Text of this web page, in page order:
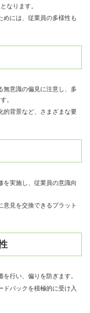
なります。
めには、従業員の多様性も
無意識の偏見に注意し、多
。
的背景など、さまざまな要
を実施し、従業員の意識向
意見を交換できるプラット
行い、偏りを防ぎます。
ドバックを積極的に受け入